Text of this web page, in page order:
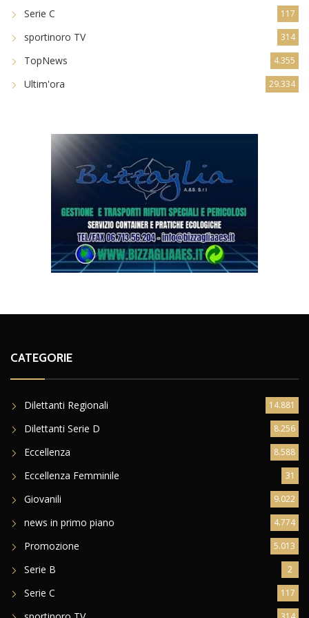
Serie C 117
sportinoro TV 314
TopNews 4.355
Ultim'ora 29.334
CATEGORIE
Dilettanti Regionali 14.881
Dilettanti Serie D 8.256
Eccellenza 8.588
Eccellenza Femminile 31
Giovanili 9.022
news in primo piano 4.774
Promozione 5.013
Serie B 2
Serie C 117